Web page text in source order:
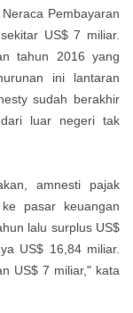
Pembayaran
US$ 7 miliar.
tahun 2016 yang
ini lantaran
sudah berakhir
luar negeri tak
amnesti pajak
pasar keuangan
lalu surplus US$
US$ 16,84 miliar.
US$ 7 miliar," kata